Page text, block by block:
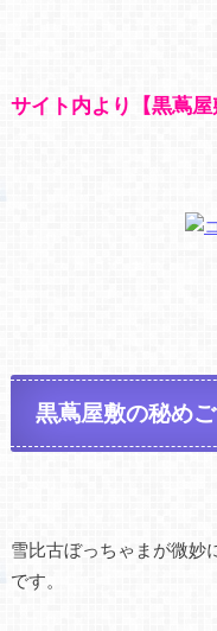
サイト内より【黒蔦屋
黒蔦屋敷の秘め
雪比古ぼっちゃまが微妙
です。